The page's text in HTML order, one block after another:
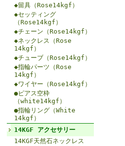
◆留具（Rose14kgf）
◆セッティング
（Rose14kgf）
◆チェーン（Rose14kgf）
◆ネックレス（Rose
14kgf）
◆チューブ（Rose14kgf）
◆指輪パーツ（Rose
14kgf）
◆ワイヤー（Rose14kgf）
●ピアス空枠
（white14kgf）
●指輪リング（White
14kgf）
14KGF アクセサリー
14KGF天然石ネックレス